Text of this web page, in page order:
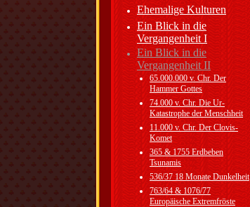
Ehemalige Kulturen
Ein Blick in die
Vergangenheit I
Ein Blick in die
Vergangenheit II
65.000.000 v. Chr. Der
Hammer Gottes
74.000 v. Chr. Die Ur-
Katastrophe der Menschheit
11.000 v. Chr. Der Clovis-
Komet
365 & 1755 Erdbeben
Tsunamis
536/37 18 Monate Dunkelheit
763/64 & 1076/77
Europäische Extremfröste